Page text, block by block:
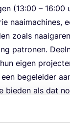
(13:00 – 16:00
naai­ma­chi­nes,
zoals
patro­nen.
eigen
bege­lei­der
bie­den als dat